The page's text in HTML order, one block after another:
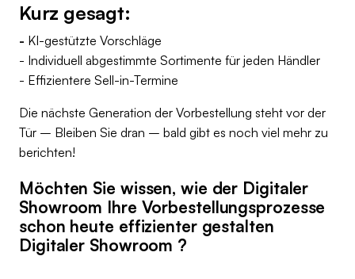
Kurz gesagt:
‍- KI-gestützte Vorschläge
- Individuell abgestimmte Sortimente für jeden Händler
- Effizientere Sell-in-Termine
Die nächste Generation der Vorbestellung steht vor der
Tür – Bleiben Sie dran – bald gibt es noch viel mehr zu
berichten!
Möchten Sie wissen, wie der Digitaler
Showroom Ihre Vorbestellungsprozesse
schon heute effizienter gestalten
Digitaler Showroom ?